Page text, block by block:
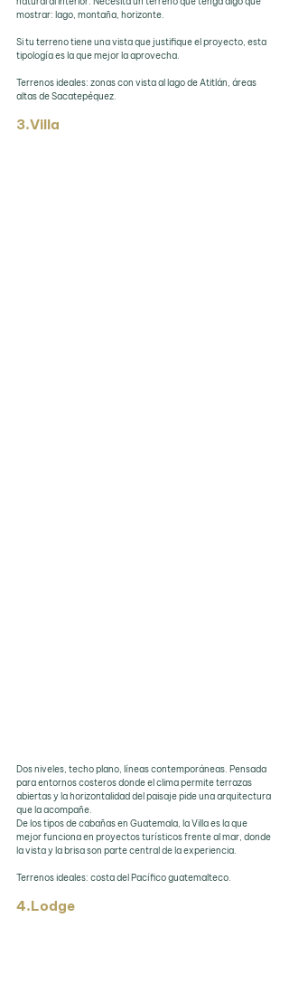
mostrar: lago, montaña, horizonte.
Si tu terreno tiene una vista que justifique el proyecto, esta
tipología es la que mejor la aprovecha.
Terrenos ideales: zonas con vista al lago de Atitlán, áreas
altas de Sacatepéquez.
3.Villa
Dos niveles, techo plano, líneas contemporáneas. Pensada
para entornos costeros donde el clima permite terrazas
abiertas y la horizontalidad del paisaje pide una arquitectura
que la acompañe.
De los tipos de cabañas en Guatemala, la Villa es la que
mejor funciona en proyectos turísticos frente al mar, donde
la vista y la brisa son parte central de la experiencia.
Terrenos ideales: costa del Pacífico guatemalteco.
4.Lodge